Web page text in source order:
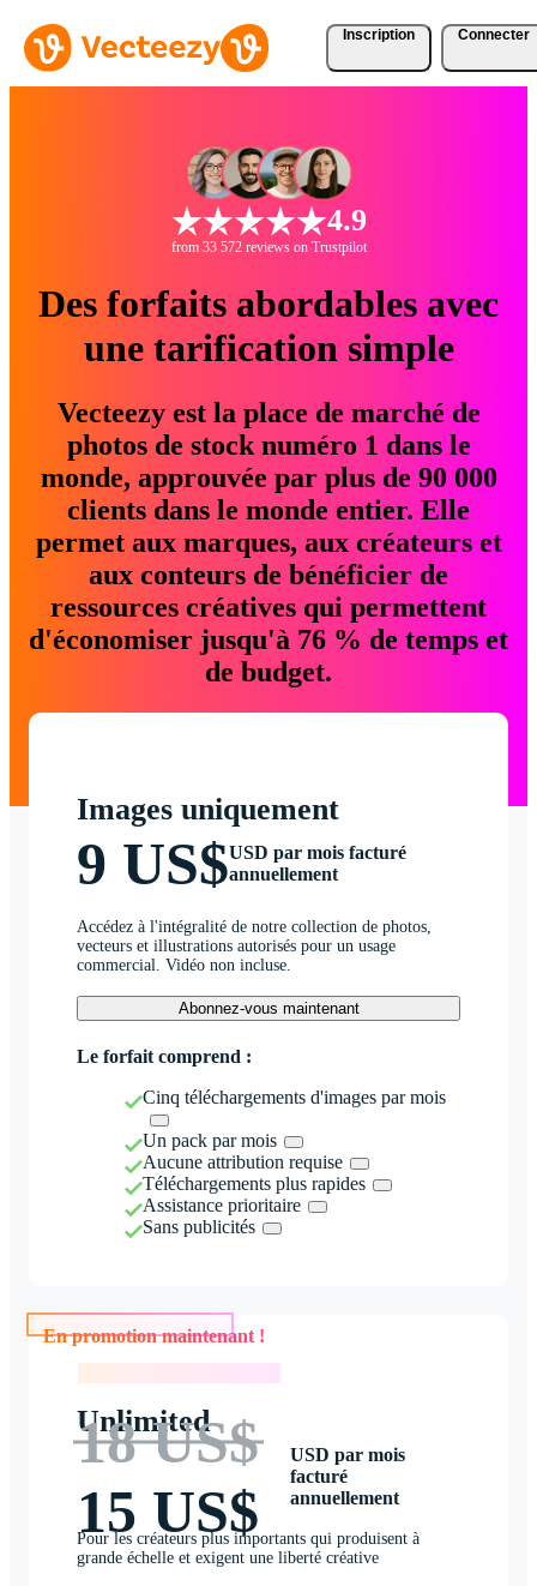
Inscription Connecter
4.9
from 33 572 reviews on Trustpilot
Des forfaits abordables avec
une tarification simple
Vecteezy est la place de marché de
photos de stock numéro 1 dans le
monde, approuvée par plus de 90 000
clients dans le monde entier. Elle
permet aux marques, aux créateurs et
aux conteurs de bénéficier de
ressources créatives qui permettent
d'économiser jusqu'à 76 % de temps et
de budget.
Images uniquement
9 US$USD par mois facturé
annuellement
Accédez à l'intégralité de notre collection de photos,
vecteurs et illustrations autorisés pour un usage
commercial. Vidéo non incluse.
Abonnez-vous maintenant
Le forfait comprend :
Cinq téléchargements d'images par mois
Un pack par mois
Aucune attribution requise
Téléchargements plus rapides
Assistance prioritaire
Sans publicités
En promotion maintenant !
Unlimited
18 US$
15 US$
USD par mois
facturé
annuellement
Pour les créateurs plus importants qui produisent à
grande échelle et exigent une liberté créative